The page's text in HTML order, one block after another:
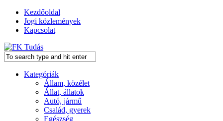
Kezdőoldal
Jogi közlemények
Kapcsolat
Kategóriák
Állam, közélet
Állat, állatok
Autó, jármű
Család, gyerek
Egészség